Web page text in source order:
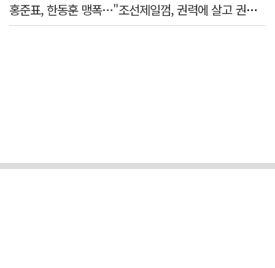
홍준표, 한동훈 맹폭…"조선제일껌, 권력에 살고 권력에 죽었다"